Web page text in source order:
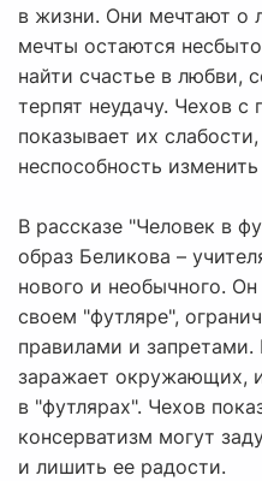
в жизни. Они мечтают о
мечты остаются
найти счастье в любви,
терпят неудачу. Чехов с
показывает их
неспособность
В рассказе "Человек в
образ Беликова –
нового и необычного.
своем "футляре",
правилами и
заражает окружающих,
в "футлярах". Чехов
консерватизм могут
и лишить ее радости.